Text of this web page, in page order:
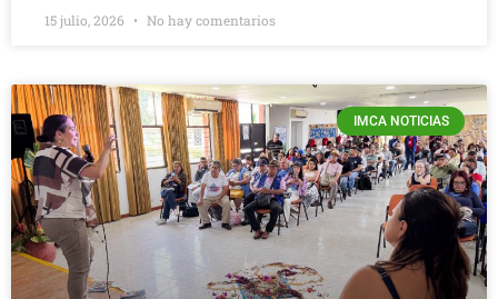
15 julio, 2026 No hay comentarios
IMCA NOTICIAS